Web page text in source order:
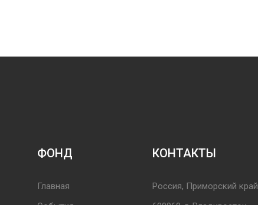
ФОНД
Главная
КОНТАКТЫ
Россия, Приморский край